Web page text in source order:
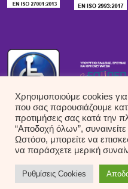
Χρησιμοποιούμε cookies
που σας παρουσιάζουμε
προτιμήσεις σας κατά την
“Αποδοχή όλων”,
Ωστόσο, μπορείτε να
να παράσχετε μερική
Ρυθμίσεις Cookies